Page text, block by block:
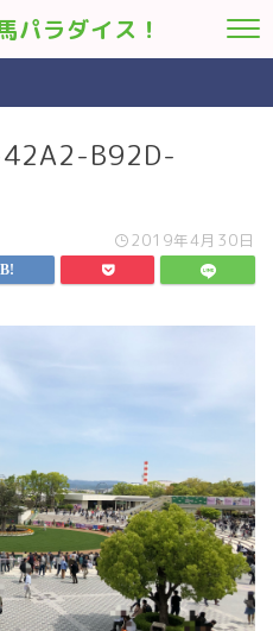
パラダイス！
B92D-
2019年4月30日